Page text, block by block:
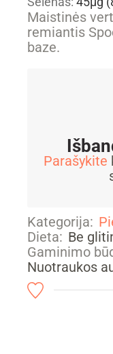
Maistinės vertės duomenys paskaičiuot
remiantis
baze.
Parašykite
Kategorija:
Dieta: Be
Gaminimo
Nuotraukos